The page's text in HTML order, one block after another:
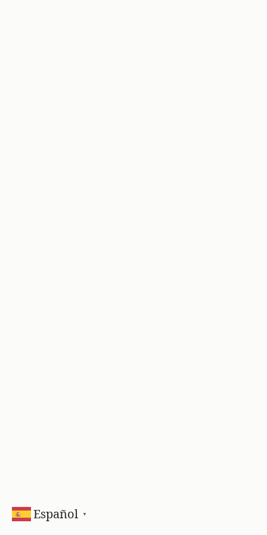
Español ▼